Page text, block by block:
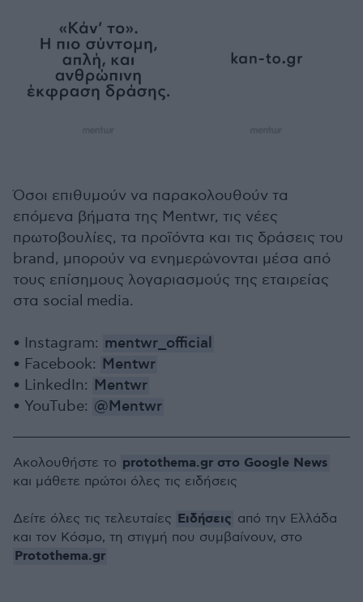
Όσοι επιθυμούν να παρακολουθούν τα
επόμενα βήματα της Mentwr, τις νέες
πρωτοβουλίες, τα προϊόντα και τις δράσεις του
brand, μπορούν να ενημερώνονται μέσα από
τους επίσημους λογαριασμούς της εταιρείας
στα social media.
• Instagram: mentwr_official
• Facebook: Mentwr
• LinkedIn: Mentwr
• YouTube: @Mentwr
Ακολουθήστε το protothema.gr στο Google News
και μάθετε πρώτοι όλες τις ειδήσεις
Δείτε όλες τις τελευταίες Ειδήσεις από την Ελλάδα
και τον Κόσμο, τη στιγμή που συμβαίνουν, στο
Protothema.gr